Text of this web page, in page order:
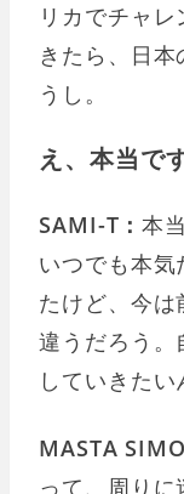
リカでチャ
きたら、日
うし。
え、本当で
SAMI-T：本
いつでも本
たけど、今は
違うだろう。
していきたい
MASTA
って、周りに